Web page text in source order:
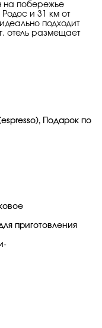
на побережье
и 31 км от
подходит
отель размещает
Подарок по
приготовления